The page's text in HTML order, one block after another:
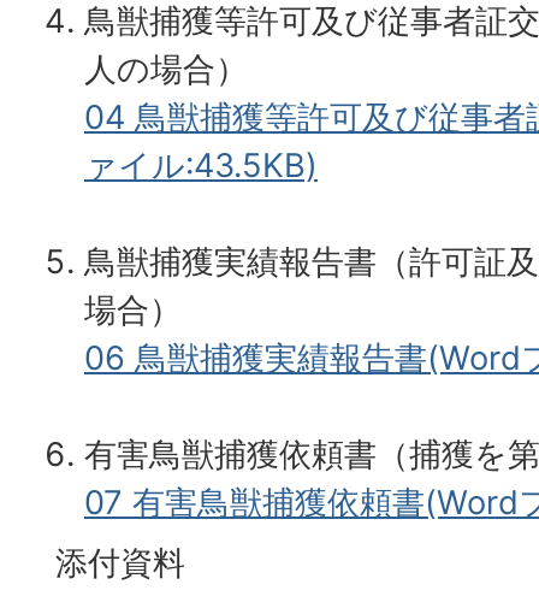
鳥獣捕獲等許可及び従事者証
人の場合）
04 鳥獣捕獲等許可及び従事
ァイル:43.5KB)
鳥獣捕獲実績報告書（許可証
場合）
06 鳥獣捕獲実績報告書(Word
有害鳥獣捕獲依頼書（捕獲を
07 有害鳥獣捕獲依頼書(Word
添付資料